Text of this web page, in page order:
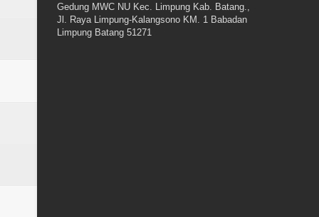
Gedung MWC NU Kec. Limpung Kab. Batang.,
Jl. Raya Limpung-Kalangsono KM. 1 Babadan
Limpung Batang 51271